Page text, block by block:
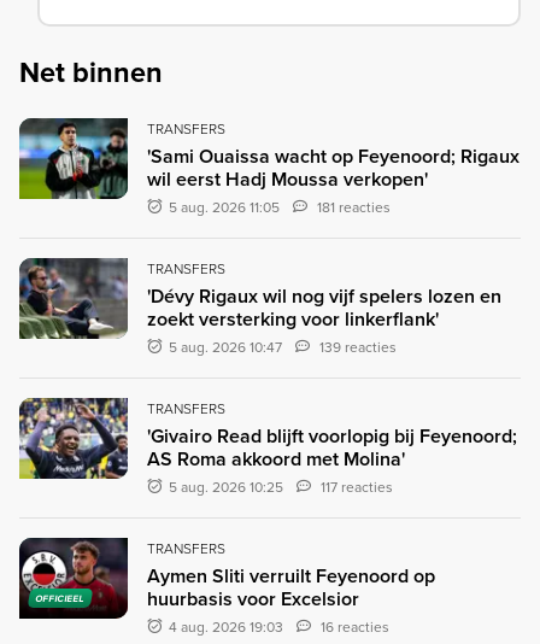
Net binnen
TRANSFERS
'Sami Ouaissa wacht op Feyenoord; Rigaux
wil eerst Hadj Moussa verkopen'
5 aug. 2026 11:05 181 reacties
TRANSFERS
'Dévy Rigaux wil nog vijf spelers lozen en
zoekt versterking voor linkerflank'
5 aug. 2026 10:47 139 reacties
TRANSFERS
'Givairo Read blijft voorlopig bij Feyenoord;
AS Roma akkoord met Molina'
5 aug. 2026 10:25 117 reacties
OFFICIEEL
TRANSFERS
Aymen Sliti verruilt Feyenoord op
huurbasis voor Excelsior
4 aug. 2026 19:03 16 reacties